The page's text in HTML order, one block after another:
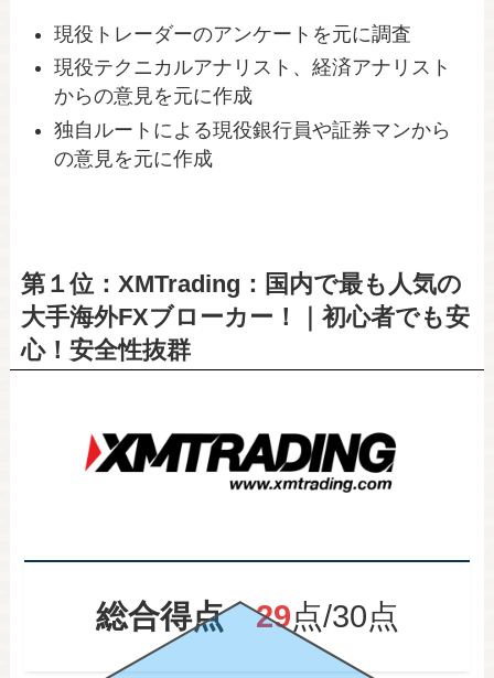
現役トレーダーのアンケートを元に調査
現役テクニカルアナリスト、経済アナリスト
からの意見を元に作成
独自ルートによる現役銀行員や証券マンから
の意見を元に作成
第１位：XMTrading：国内で最も人気の
大手海外FXブローカー！｜初心者でも安
心！安全性抜群
総合得点29点/30点